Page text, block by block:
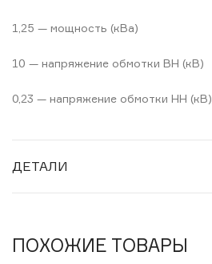
1,25 — мощность (кВа)
10 — напряжение обмотки ВН (кВ)
0,23 — напряжение обмотки НН (кВ)
ДЕТАЛИ
ПОХОЖИЕ ТОВАРЫ